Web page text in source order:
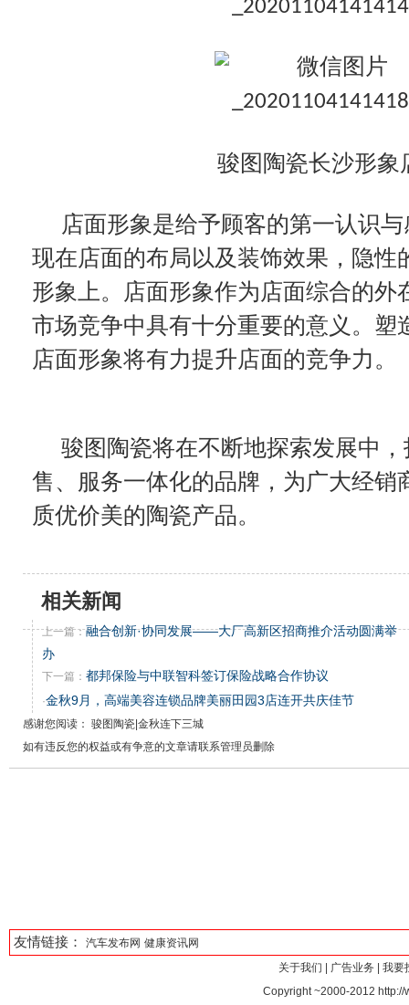
骏图陶瓷长沙形象
店面形象是给予顾客的第一认识
现在店面的布局以及装饰效果，隐性
形象上。店面形象作为店面综合的外
市场竞争中具有十分重要的意义。塑
店面形象将有力提升店面的竞争力。
骏图陶瓷将在不断地探索发展中
售、服务一体化的品牌，为广大经销
质优价美的陶瓷产品。
相关新闻
上一篇：融合创新·协同发展——大厂高新区招商推介活动圆满举
办
下一篇： 都邦保险与中联智科签订保险战略合作协议
·金秋9月，高端美容连锁品牌美丽田园3店连开共庆佳节
感谢您阅读： 骏图陶瓷|金秋连下三城
如有违反您的权益或有争意的文章请联系管理员删除
友情链接： 汽车发布网 健康资讯网
关于我们
广告业务 |我要
Copyright ~2000-2012 http://